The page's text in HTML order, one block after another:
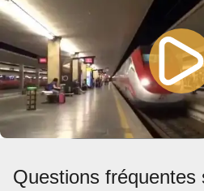
Questions fréquentes